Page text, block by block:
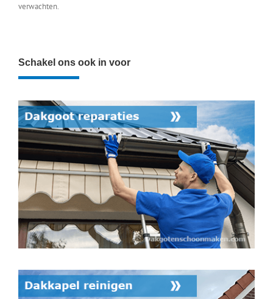
verwachten.
Schakel ons ook in voor